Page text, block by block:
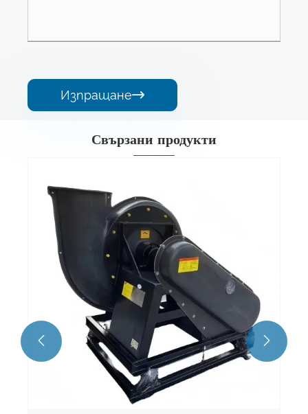
Изпращане
Свързани продукти
 